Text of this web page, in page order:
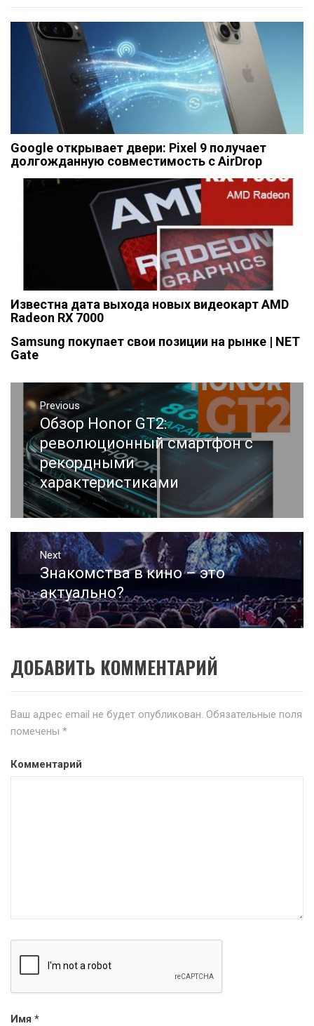
Google открывает двери: Pixel 9 получает
долгожданную совместимость с AirDrop
Известна дата выхода новых видеокарт AMD
Radeon RX 7000
Samsung покупает свои позиции на рынке | NET
Gate
Навигация
по
записям
Previous
Previous
post:
Обзор Honor GT2:
революционный смартфон с
рекордными
характеристиками
Next
Next
post:
Знакомства в кино – это
актуально?
ДОБАВИТЬ КОММЕНТАРИЙ
Ваш адрес email не будет опубликован. Обязательные поля
помечены *
Комментарий
Имя *